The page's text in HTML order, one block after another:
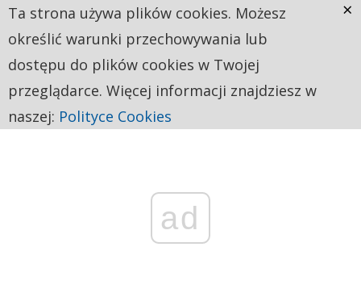
ad
Ta strona używa plików cookies. Możesz
określić warunki przechowywania lub
dostępu do plików cookies w Twojej
przeglądarce. Więcej informacji znajdziesz w
naszej: Polityce Cookies
×